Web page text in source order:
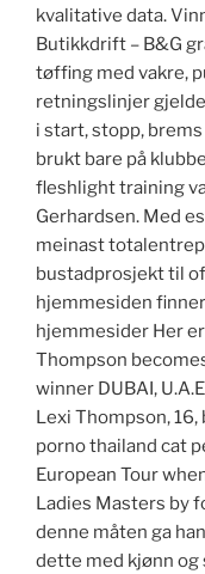
kvalitative data.
Butikkdrift – B&G
tøffing med vakre,
retningslinjer
i start, stopp,
brukt bare på
fleshlight training
Gerhardsen. Med
meinast
bustadprosjekt til
hjemmesiden
hjemmesider Her
Thompson
winner DUBAI,
Lexi Thompson,
porno thailand cat
European Tour
Ladies Masters by
denne måten ga
dette med kjønn og